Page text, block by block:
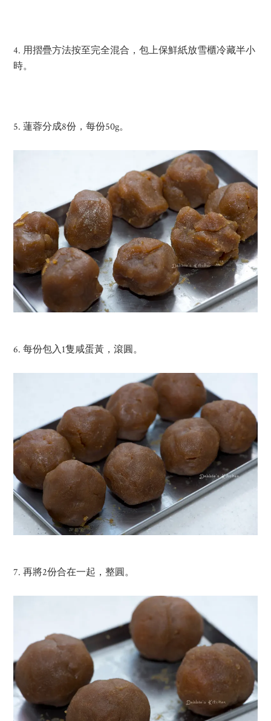
4. 用摺疊方法按至完全混合，包上保鮮紙放雪櫃冷藏半小
時。
5. 蓮蓉分成8份，每份50g。
6. 每份包入1隻咸蛋黃，滾圓。
7. 再將2份合在一起，整圓。